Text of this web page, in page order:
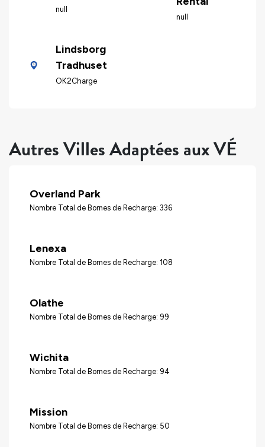
null
null
Lindsborg
Tradhuset
OK2Charge
Autres Villes Adaptées aux VÉ
Overland Park
Nombre Total de Bornes de Recharge: 336
Lenexa
Nombre Total de Bornes de Recharge: 108
Olathe
Nombre Total de Bornes de Recharge: 99
Wichita
Nombre Total de Bornes de Recharge: 94
Mission
Nombre Total de Bornes de Recharge: 50